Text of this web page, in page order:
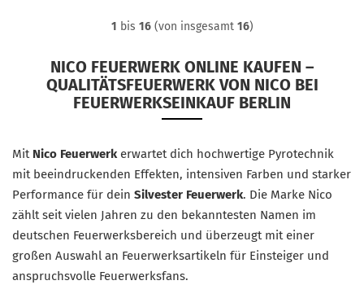
1 bis 16(von insgesamt 16)
NICO FEUERWERK ONLINE KAUFEN –
QUALITÄTSFEUERWERK VON NICO BEI
FEUERWERKSEINKAUF BERLIN
Mit Nico Feuerwerkerwartet dich hochwertige Pyrotechnik
mit beeindruckenden Effekten, intensiven Farben und starker
Performance für dein Silvester Feuerwerk. Die Marke Nico
zählt seit vielen Jahren zu den bekanntesten Namen im
deutschen Feuerwerksbereich und überzeugt mit einer
großen Auswahl an Feuerwerksartikeln für Einsteiger und
anspruchsvolle Feuerwerksfans.